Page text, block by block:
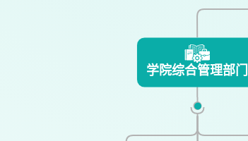
学院综合管理部门